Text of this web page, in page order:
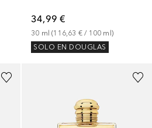
34,99 €
30 ml (116,63 € / 100 ml )
SOLO EN DOUGLAS